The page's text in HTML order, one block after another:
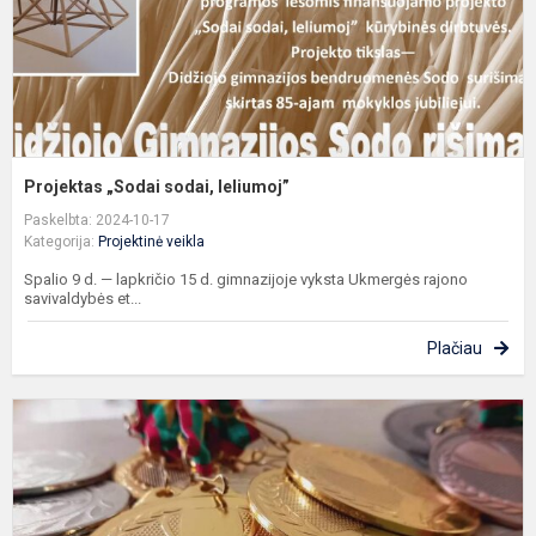
Projektas „Sodai sodai, leliumoj”
Paskelbta: 2024-10-17
Kategorija: Projektinė veikla
Spalio 9 d. — lapkričio 15 d. gimnazijoje vyksta Ukmergės rajono
savivaldybės et...
Plačiau